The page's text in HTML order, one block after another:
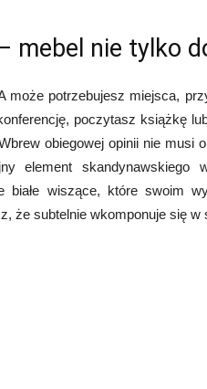
mebel nie tylko
potrzebujesz miejsca,
poczytasz książkę
obiegowej opinii nie musi
element skandynawskiego
białe wiszące, które swoim
że subtelnie wkomponuje się